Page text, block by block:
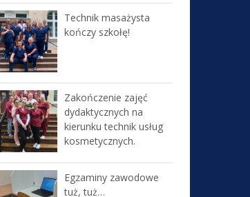
Technik masażysta
kończy szkołę!
Zakończenie zajęć
dydaktycznych na
kierunku technik usług
kosmetycznych.
Egzaminy zawodowe
tuż, tuż…